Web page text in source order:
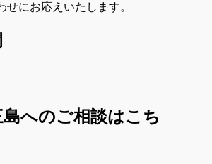
せにお応えいたします。
へのご相談はこち